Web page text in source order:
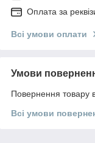
Оплата за
Всі умови оплати
Умови
Повернення товару
Всі умови